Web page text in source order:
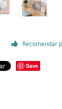
Recomendar
Save